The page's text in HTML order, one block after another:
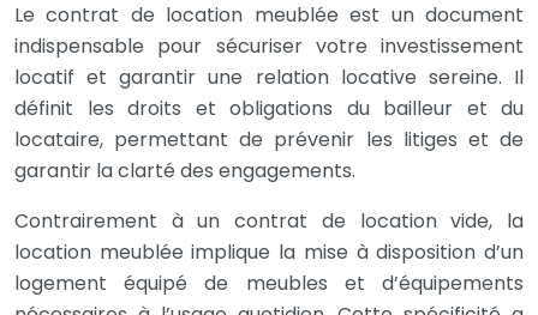
Le contrat de location meublée est un document
indispensable pour sécuriser votre investissement
locatif et garantir une relation locative sereine. Il
définit les droits et obligations du bailleur et du
locataire, permettant de prévenir les litiges et de
garantir la clarté des engagements.
Contrairement à un contrat de location vide, la
location meublée implique la mise à disposition d’un
logement équipé de meubles et d’équipements